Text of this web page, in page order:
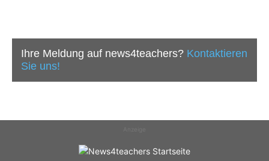
Ihre Meldung auf news4teachers? Kontaktieren
Sie uns!